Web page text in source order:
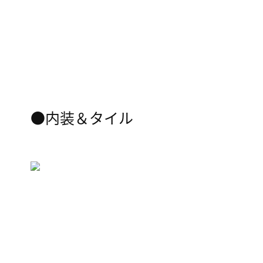
●内装＆タイル